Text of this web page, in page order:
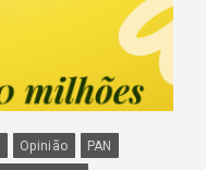
Opinião
PAN